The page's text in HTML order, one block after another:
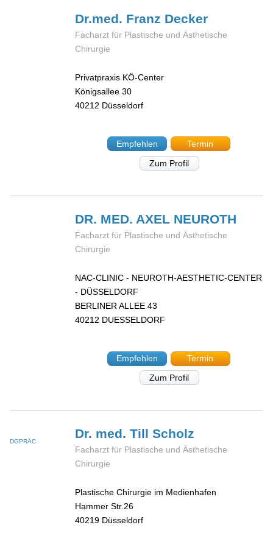
Dr.med. Franz Decker
Facharzt für Plastische und Ästhetische
Chirurgie
Privatpraxis KÖ-Center
Königsallee 30
40212 Düsseldorf
Empfehlen
Termin
Zum Profil
DR. MED. AXEL NEUROTH
Facharzt für Plastische und Ästhetische
Chirurgie
NAC-CLINIC - NEUROTH-AESTHETIC-CENTER
- DÜSSELDORF
BERLINER ALLEE 43
40212 DUESSELDORF
Empfehlen
Termin
Zum Profil
DGPRÄC
Dr. med. TillScholz
Facharzt für Plastische und Ästhetische
Chirurgie
Plastische Chirurgie im Medienhafen
Hammer Str.26
40219 Düsseldorf